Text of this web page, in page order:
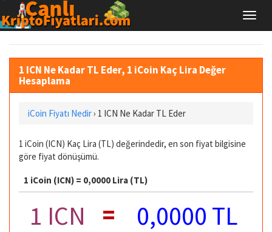
1 ICN Ne Kadar TL Eder, 1 iCoin Kaç Lira Değer
Hesaplama
iCoin Fiyatı Nedir› 1 ICN Ne Kadar TL Eder
1 iCoin (ICN) Kaç Lira (TL) değerindedir, en son fiyat bilgisine
göre fiyat dönüşümü.
1 iCoin (ICN) = 0,0000 Lira (TL)
1 ICN = 0,0000 TL